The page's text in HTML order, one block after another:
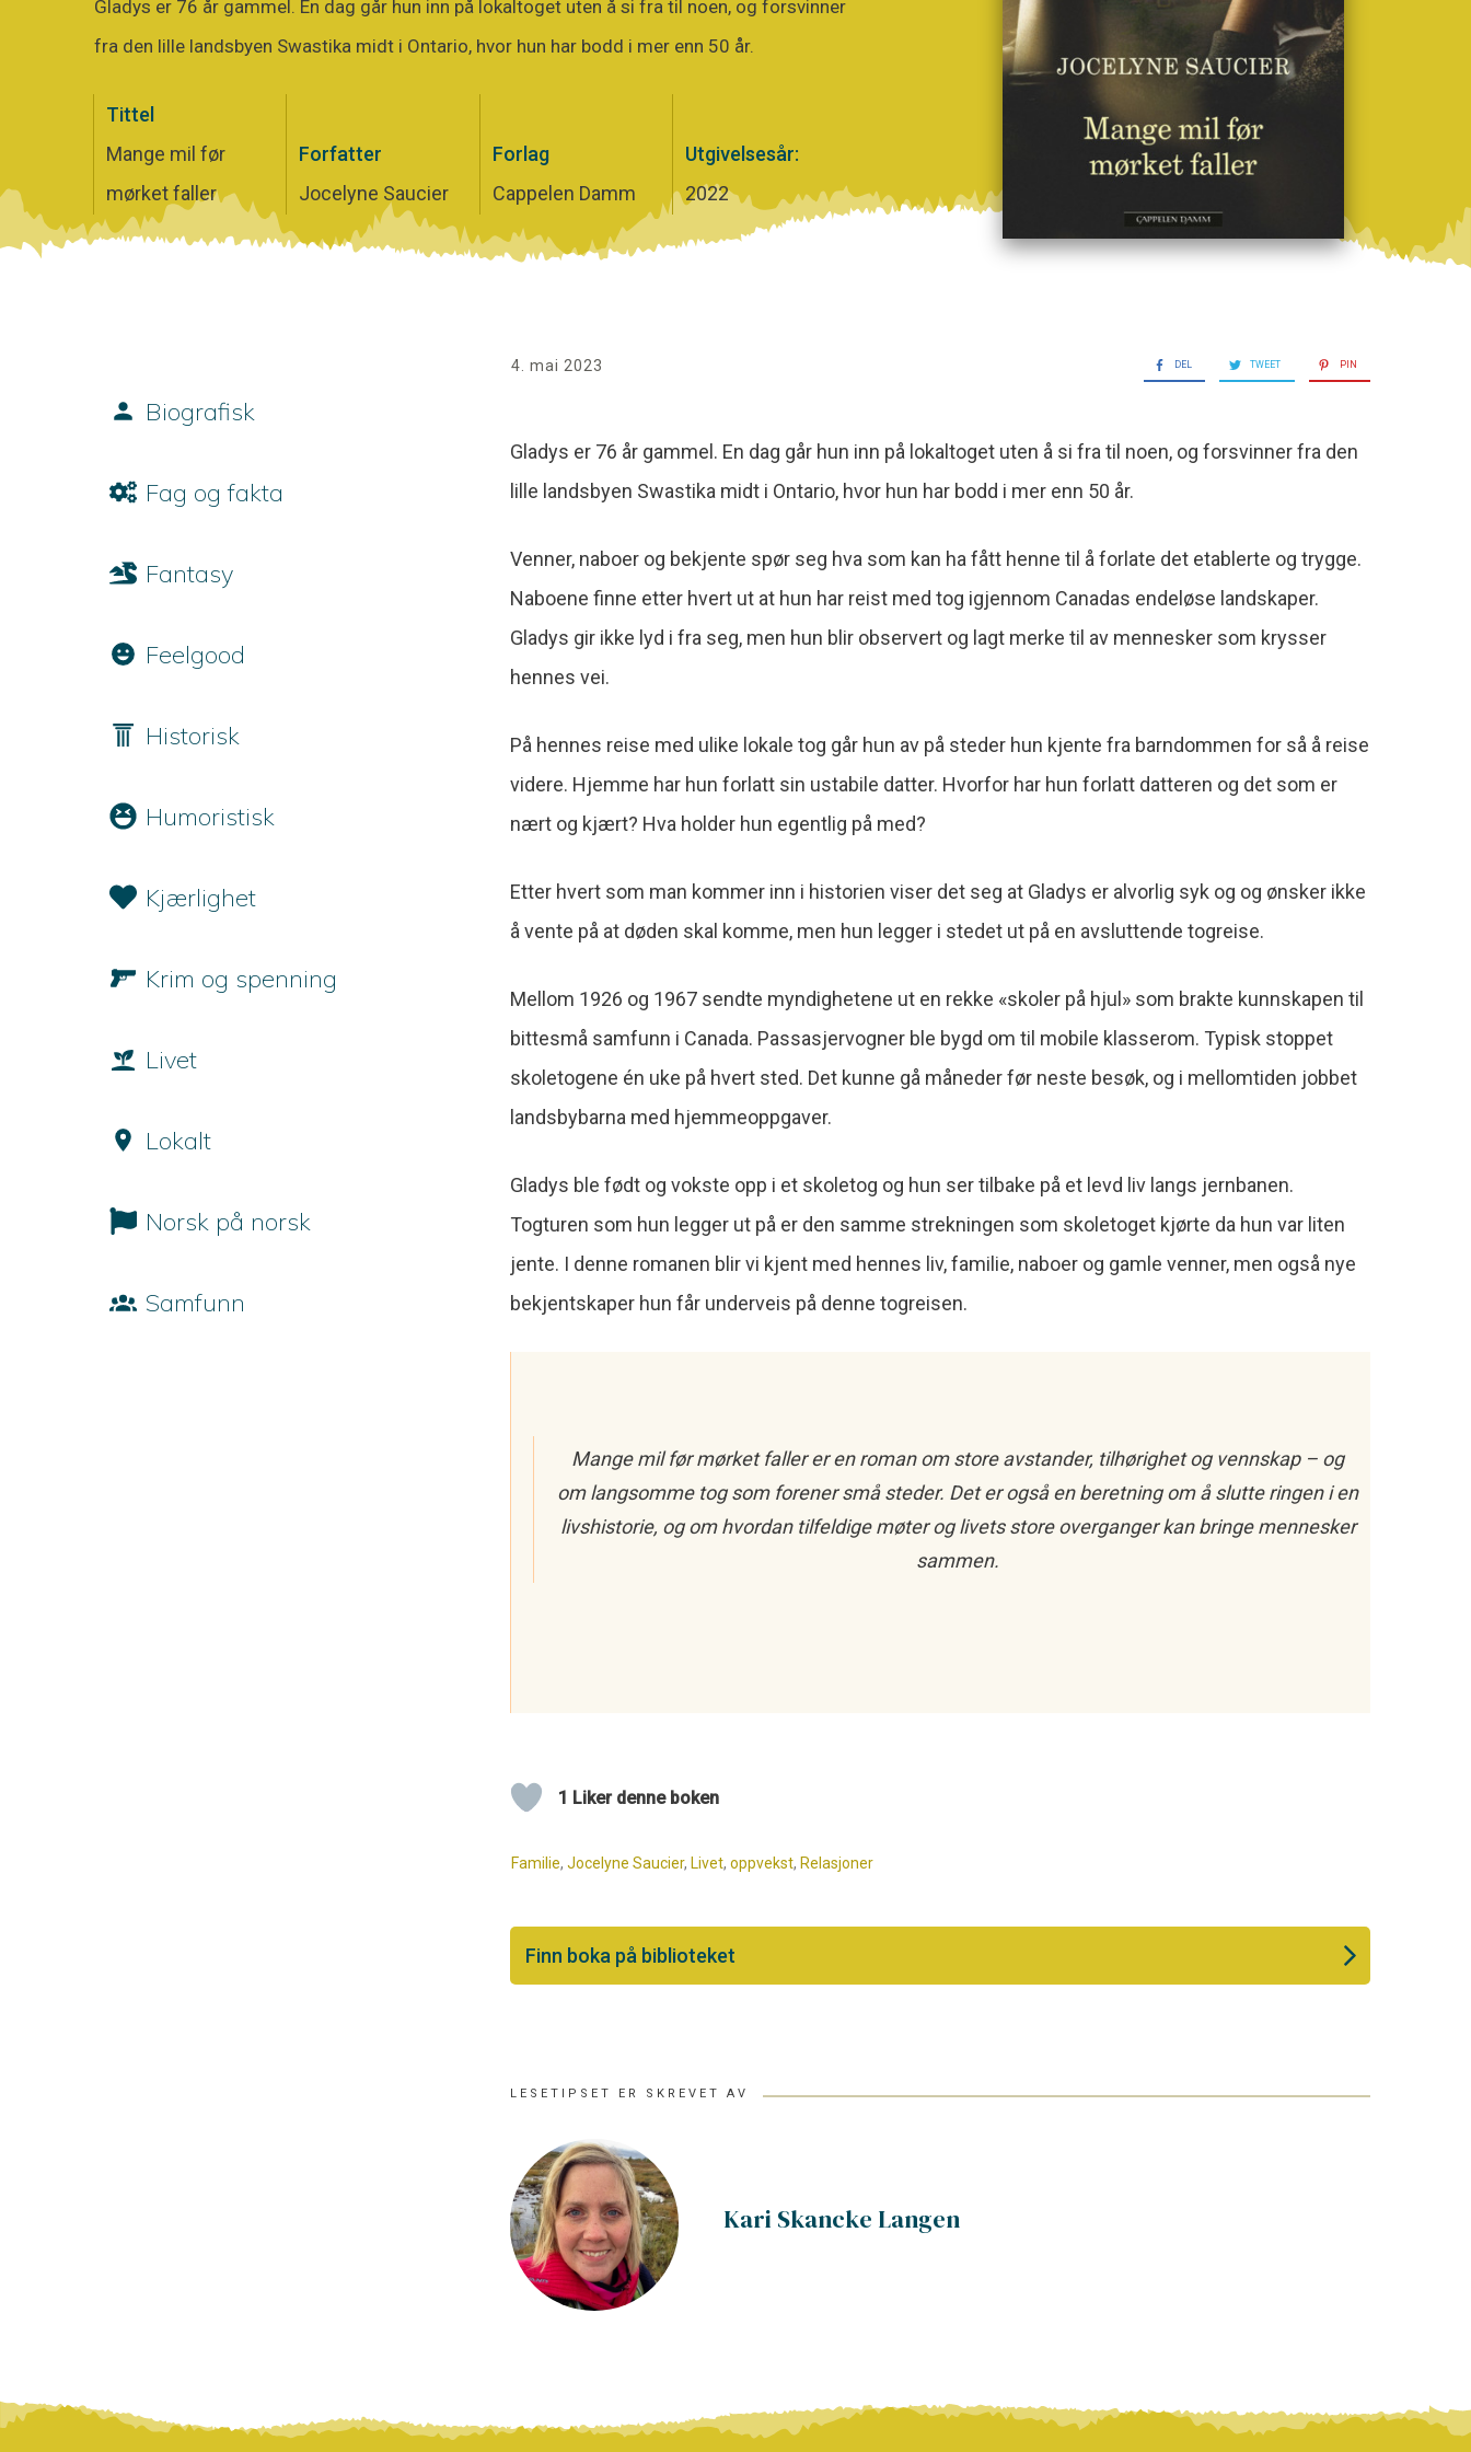
Gladys er 76 år gammel. En dag går hun inn på lokaltoget uten å si fra til noen, og forsvinner
fra den lille landsbyen Swastika midt i Ontario, hvor hun har bodd i mer enn 50 år.
Tittel
Mange mil før
mørket faller
Forfatter
Jocelyne Saucier
Forlag
Cappelen Damm
Utgivelsesår:
2022
4. mai 2023 DEL TWEET PIN
Gladys er 76 år gammel. En dag går hun inn på lokaltoget uten å si fra til noen, og forsvinner fra den
lille landsbyen Swastika midt i Ontario, hvor hun har bodd i mer enn 50 år.
Venner, naboer og bekjente spør seg hva som kan ha fått henne til å forlate det etablerte og trygge.
Naboene finne etter hvert ut at hun har reist med tog igjennom Canadas endeløse landskaper.
Gladys gir ikke lyd i fra seg, men hun blir observert og lagt merke til av mennesker som krysser
hennes vei.
På hennes reise med ulike lokale tog går hun av på steder hun kjente fra barndommen for så å reise
videre. Hjemme har hun forlatt sin ustabile datter. Hvorfor har hun forlatt datteren og det som er
nært og kjært? Hva holder hun egentlig på med?
Etter hvert som man kommer inn i historien viser det seg at Gladys er alvorlig syk og og ønsker ikke
å vente på at døden skal komme, men hun legger i stedet ut på en avsluttende togreise.
Mellom 1926 og 1967 sendte myndighetene ut en rekke «skoler på hjul» som brakte kunnskapen til
bittesmå samfunn i Canada. Passasjervogner ble bygd om til mobile klasserom. Typisk stoppet
skoletogene én uke på hvert sted. Det kunne gå måneder før neste besøk, og i mellomtiden jobbet
landsbybarna med hjemmeoppgaver.
Gladys ble født og vokste opp i et skoletog og hun ser tilbake på et levd liv langs jernbanen.
Togturen som hun legger ut på er den samme strekningen som skoletoget kjørte da hun var liten
jente. I denne romanen blir vi kjent med hennes liv, familie, naboer og gamle venner, men også nye
bekjentskaper hun får underveis på denne togreisen.
Mange mil før mørket faller er en roman om store avstander, tilhørighet og vennskap – og
om langsomme tog som forener små steder. Det er også en beretning om å slutte ringen i en
livshistorie, og om hvordan tilfeldige møter og livets store overganger kan bringe mennesker
sammen.
1 Liker denne boken
Familie, Jocelyne Saucier, Livet, oppvekst, Relasjoner
Finn boka på biblioteket
LESETIPSET ER SKREVET AV
Kari Skancke Langen
Biografisk
Fag og fakta
Fantasy
Feelgood
Historisk
Humoristisk
Kjærlighet
Krim og spenning
Livet
Lokalt
Norsk på norsk
Samfunn